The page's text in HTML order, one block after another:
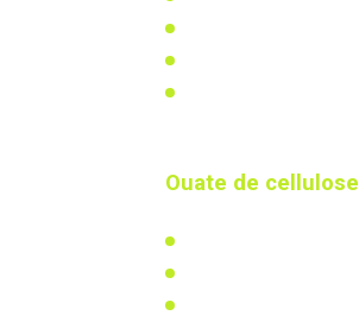
Ouate de cellulose